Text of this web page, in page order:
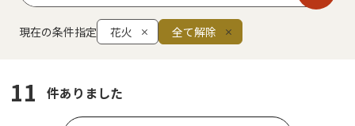
現在の条件指定 花火 全て解除
11 件ありました